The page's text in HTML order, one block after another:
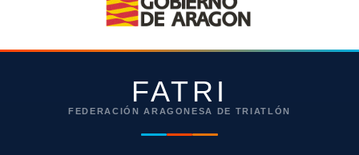
FATRI
FEDERACIÓN ARAGONESA DE TRIATLÓN